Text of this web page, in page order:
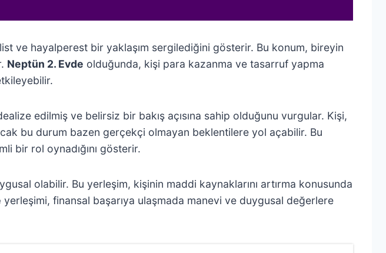
ve hayalperest bir yaklaşım sergilediğini gösterir. Bu konum, bireyin
Neptün 2. Evde olduğunda, kişi para kazanma ve tasarruf yapma
edilmiş ve belirsiz bir bakış açısına sahip olduğunu vurgular. Kişi,
bu durum bazen gerçekçi olmayan beklentilere yol açabilir. Bu
bir rol oynadığını gösterir.
olabilir. Bu yerleşim, kişinin maddi kaynaklarını artırma konusunda
yerleşimi, finansal başarıya ulaşmada manevi ve duygusal değerlere